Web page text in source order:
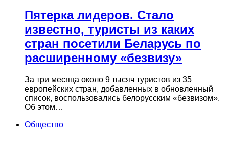
Пятерка лидеров. Стало
известно, туристы из каких
стран посетили Беларусь по
расширенному «безвизу»
За три месяца около 9 тысяч туристов из 35
европейских стран, добавленных в обновленный
список, воспользовались белорусским «безвизом».
Об этом…
Общество